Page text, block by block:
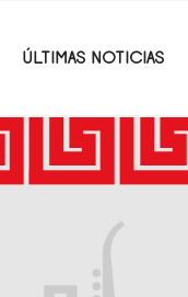
ÚLTIMAS NOTICIAS